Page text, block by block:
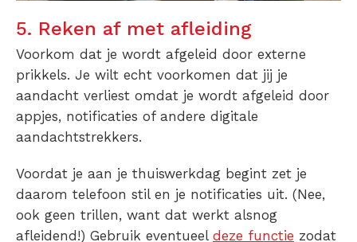
5. Reken af met afleiding
Voorkom dat je wordt afgeleid door externe
prikkels. Je wilt echt voorkomen dat jij je
aandacht verliest omdat je wordt afgeleid door
appjes, notificaties of andere digitale
aandachtstrekkers.
Voordat je aan je thuiswerkdag begint zet je
daarom telefoon stil en je notificaties uit. (Nee,
ook geen trillen, want dat werkt alsnog
afleidend!) Gebruik eventueel deze functie zodat